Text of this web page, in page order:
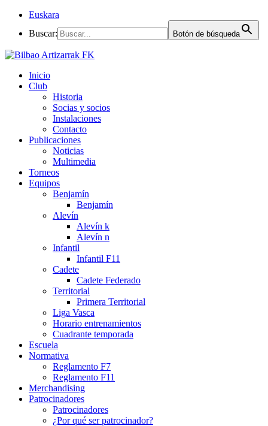
Euskara
Buscar:
Botón de búsqueda
Inicio
Club
Historia
Socias y socios
Instalaciones
Contacto
Publicaciones
Noticias
Multimedia
Torneos
Equipos
Benjamín
Benjamín
Alevín
Alevín k
Alevín n
Infantil
Infantil F11
Cadete
Cadete Federado
Territorial
Primera Territorial
Liga Vasca
Horario entrenamientos
Cuadrante temporada
Escuela
Normativa
Reglamento F7
Reglamento F11
Merchandising
Patrocinadores
Patrocinadores
¿Por qué ser patrocinador?